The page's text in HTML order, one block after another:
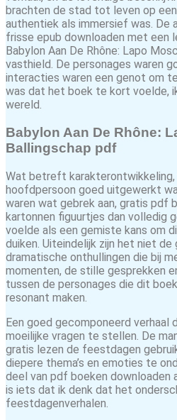
brachten de stad tot leven op
authentiek als immersief was. De
frisse epub downloaden met een
Babylon Aan De Rhône: Lapo
vasthield. De personages waren
interacties waren een genot om
was dat het boek te kort voelde,
wereld.
Babylon Aan De Rhône:
Ballingschap pdf
Wat betreft
hoofdpersoon goed uitgewerkt
waren wat gebrek aan, gratis pdf
kartonnen figuurtjes dan volledig
voelde als een gemiste kans om
duiken. Uiteindelijk zijn het niet
dramatische onthullingen die bij
momenten, de stille gesprekken
tussen de personages die dit
resonant maken.
Een goed gecomponeerd verhaal
moeilijke vragen te stellen. De
gratis lezen de feestdagen
diepere thema’s en emoties te
deel van pdf boeken downloaden
is iets dat ik denk dat het
feestdagenverhalen.